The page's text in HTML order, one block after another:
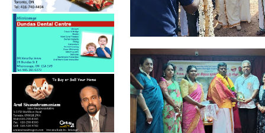
தமிழ் சிங்கள சித்திரை
புதுவருட கலை...